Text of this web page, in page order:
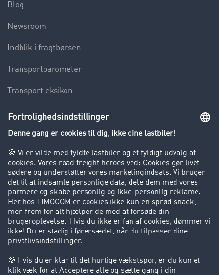
Blog
Newsroom
Indblik i fragtbørsen
Transportbarometer
Transportleksikon
Lastbilkørsel forbudt
Kunder hverver kunder
Success Stories
Support
Support
Juridiske forhold